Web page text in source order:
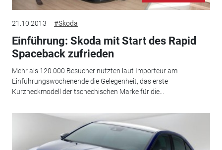
21.10.2013 #Skoda
Einführung: Skoda mit Start des Rapid
Spaceback zufrieden
Mehr als 120.000 Besucher nutzten laut Importeur am
Einführungswochenende die Gelegenheit, das erste
Kurzheckmodell der tschechischen Marke für die...